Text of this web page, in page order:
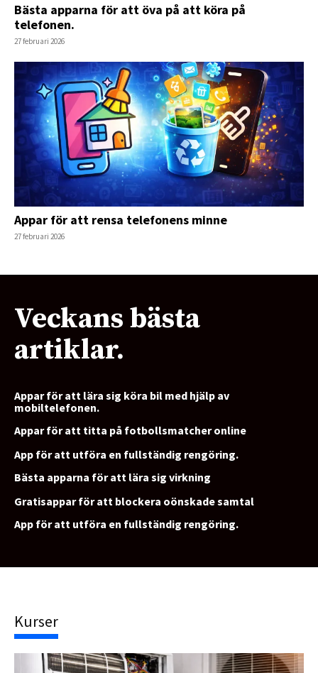
Bästa apparna för att öva på att köra på
telefonen.
27 februari 2026
Appar för att rensa telefonens minne
27 februari 2026
Veckans bästa
artiklar.
Appar för att lära sig köra bil med hjälp av
mobiltelefonen.
Appar för att titta på fotbollsmatcher online
App för att utföra en fullständig rengöring.
Bästa apparna för att lära sig virkning
Gratisappar för att blockera oönskade samtal
App för att utföra en fullständig rengöring.
Kurser